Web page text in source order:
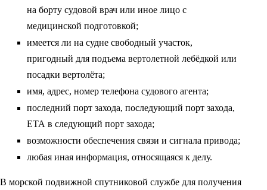
на борту судовой врач или иное лицо с
медицинской подготовкой;
имеется ли на судне свободный участок,
пригодный для подъема вертолетной лебёдкой или
посадки вертолёта;
имя, адрес, номер телефона судового агента;
последний порт захода, последующий порт захода,
ЕТА в следующий порт захода;
возможности обеспечения связи и сигнала привода;
любая иная информация, относящаяся к делу.
В морской подвижной спутниковой службе для получения